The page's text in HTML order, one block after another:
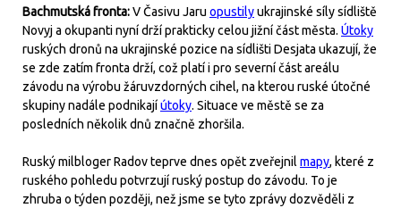
Bachmutská fronta:V Časivu Jaru opustilyukrajinské síly sídliště
Novyj a okupanti nyní drží prakticky celou jižní část města. Útoky
ruských dronů na ukrajinské pozice na sídlišti Desjata ukazují, že
se zde zatím fronta drží, což platí i pro severní část areálu
závodu na výrobu žáruvzdorných cihel, na kterou ruské útočné
skupiny nadále podnikajíútoky. Situace ve městě se za
posledních několik dnů značně zhoršila.
Ruský milbloger Radov teprve dnes opět zveřejnil mapy, které z
ruského pohledu potvrzují ruský postup do závodu. To je
zhruba o týden později, než jsme se tyto zprávy dozvěděli z